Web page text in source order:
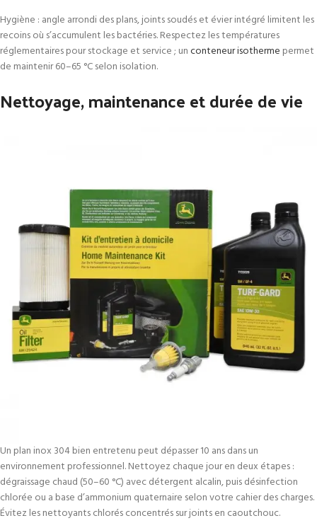
Hygiène : angle arrondi des plans, joints soudés et évier intégré limitent les
recoins où s’accumulent les bactéries. Respectez les températures
réglementaires pour stockage et service ; unconteneur isotherme permet
de maintenir 60–65 °C selon isolation.
Nettoyage, maintenance et durée de vie
Un plan inox 304 bien entretenu peut dépasser 10 ans dans un
environnement professionnel. Nettoyez chaque jour en deux étapes :
dégraissage chaud (50–60 °C) avec détergent alcalin, puis désinfection
chlorée ou a base d’ammonium quaternaire selon votre cahier des charges.
Évitez les nettoyants chlorés concentrés sur joints en caoutchouc.